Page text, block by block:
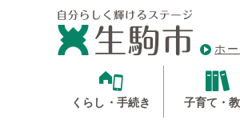
ホ
くらし・手続き 子育て・